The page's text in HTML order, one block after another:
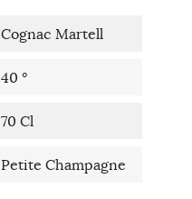
Cognac Martell
40 °
70 Cl
Petite Champagne